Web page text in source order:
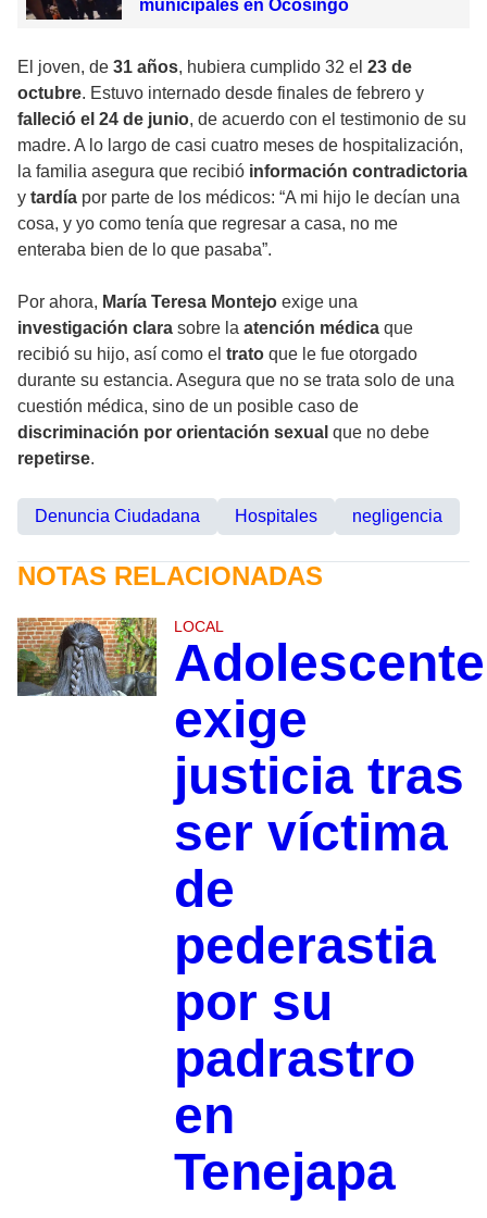
municipales en Ocosingo
El joven, de 31 años, hubiera cumplido 32 el 23 de
octubre. Estuvo internado desde finales de febrero y
falleció el 24 de junio, de acuerdo con el testimonio de su
madre. A lo largo de casi cuatro meses de hospitalización,
la familia asegura que recibió información contradictoria
y tardía por parte de los médicos: “A mi hijo le decían una
cosa, y yo como tenía que regresar a casa, no me
enteraba bien de lo que pasaba”.
Por ahora, María Teresa Montejo exige una
investigación clara sobre la atención médica que
recibió su hijo, así como el trato que le fue otorgado
durante su estancia. Asegura que no se trata solo de una
cuestión médica, sino de un posible caso de
discriminación por orientación sexual que no debe
repetirse.
Denuncia Ciudadana Hospitales negligencia
NOTAS RELACIONADAS
LOCAL
Adolescente
exige
justicia tras
ser víctima
de
pederastia
por su
padrastro
en
Tenejapa